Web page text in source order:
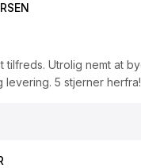
tilfreds. Utrolig nemt at
levering. 5 stjerner herfra!